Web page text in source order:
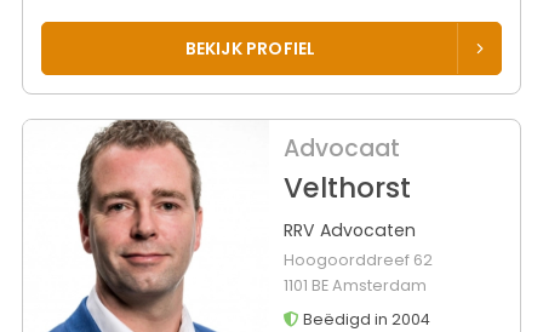
BEKIJK PROFIEL
Advocaat
Velthorst
RRV Advocaten
Hoogoorddreef 62
1101 BE Amsterdam
Beëdigd in 2004